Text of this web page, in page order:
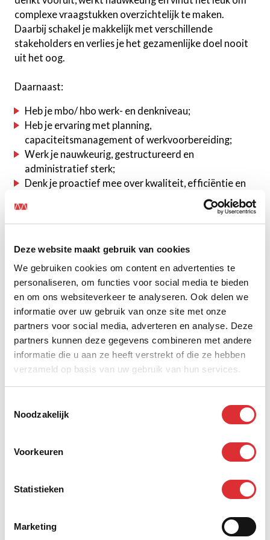
Deze website maakt gebruik van cookies
We gebruiken cookies om content en advertenties te
personaliseren, om functies voor social media te bieden
en om ons websiteverkeer te analyseren. Ook delen we
informatie over uw gebruik van onze site met onze
partners voor social media, adverteren en analyse. Deze
partners kunnen deze gegevens combineren met andere
informatie die u aan ze heeft verstrekt of die ze hebben
verzameld op basis van uw gebruik van hun services.
Noodzakelijk
Voorkeuren
Statistieken
Marketing
complexe vraagstukken overzichtelijk te maken.
Daarbij schakel je makkelijk met verschillende
stakeholders en verlies je het gezamenlijke doel nooit
uit het oog.
Daarnaast:
Heb je mbo/ hbo werk- en denkniveau;
Heb je ervaring met planning,
capaciteitsmanagement of werkvoorbereiding;
Werk je nauwkeurig, gestructureerd en
administratief sterk;
Denk je proactief mee over kwaliteit, efficiëntie en
Schakel je makkelijk met projectleiders,
management en externe partijen;
tegelijkertijd lopen;
Krijg je energie van een omgeving waarin geen dag
hetzelfde is.
Herken je jezelf niet in alles, maar denk je wel: dit past
bij mij? Dan nodigen we je van harte uit om te reageren.
Wat bieden wij jou?
Bij Mansveld Techniek kom je terecht in een betrokken
functie waarin je zichtbaar impact maakt op de
Je kunt rekenen op:
Een rol met veel verantwoordelijkheden en ruimte
om processen te verbeteren.
eventlocaties;
Een goed salaris passend bij jouw kennis en ervaring;